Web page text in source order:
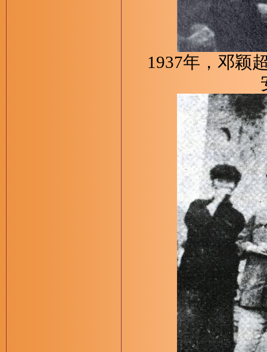
1937年，邓颖